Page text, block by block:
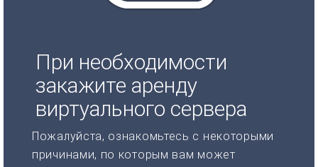
При необходимости
закажите аренду
виртуального сервера
Пожалуйста, ознакомьтесь с некоторыми
причинами, по которым вам может